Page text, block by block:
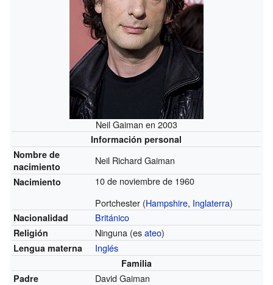
Neil Gaiman en 2003
Información personal
Nombre de
nacimiento
Neil Richard Gaiman
Nacimiento
10 de noviembre de 1960
Portchester (Hampshire, Inglaterra)
Nacionalidad Británico
Religión Ninguna (esateo)
Lengua materna Inglés
Familia
Padre
David Gaiman